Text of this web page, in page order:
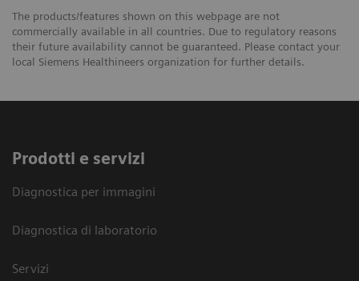
The products/features shown on this webpage are not
commercially available in all countries. Due to regulatory reasons
their future availability cannot be guaranteed. Please contact your
local Siemens Healthineers organization for further details.
Prodotti e servizi
Diagnostica per immagini
Diagnostica di laboratorio
Servizi